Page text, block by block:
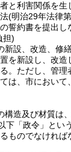
と利害関係を生
(明治29年法律
誓約書を提出し
担)
新設、改造、修
を新設し、改造
。 ただし、管理
は、市において
構造及び材質は
下「政令」とい
ものでなければ